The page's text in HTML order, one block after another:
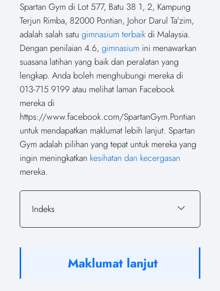
Spartan Gym di Lot 577, Batu 38 1, 2, Kampung
Terjun Rimba, 82000 Pontian, Johor Darul Ta'zim,
adalah salah satu gimnasium terbaikdi Malaysia.
Dengan penilaian 4.6, gimnasium ini menawarkan
suasana latihan yang baik dan peralatan yang
lengkap. Anda boleh menghubungi mereka di
013-715 9199 atau melihat laman Facebook
mereka di
https://www.facebook.com/SpartanGym.Pontian
untuk mendapatkan maklumat lebih lanjut. Spartan
Gym adalah pilihan yang tepat untuk mereka yang
ingin meningkatkan kesihatan dan kecergasan
mereka.
Indeks
Maklumat lanjut